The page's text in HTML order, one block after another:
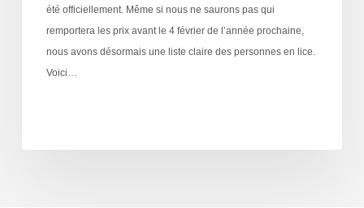
été officiellement. Même si nous ne saurons pas qui
remportera les prix avant le 4 février de l’année prochaine,
nous avons désormais une liste claire des personnes en lice.
Voici…